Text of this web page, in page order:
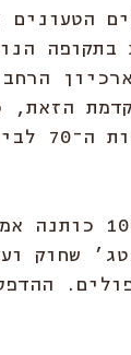
הטעונים
בתקופה
הזאת,
דודו
חולצת טי במשקל כבד,
שחוק